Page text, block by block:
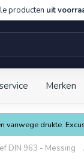
producten uit
Merken
vanwege drukte.
DIN 963 - Messing